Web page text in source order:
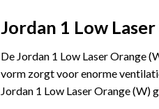
Jordan 1 Low
De Jordan 1 Low Laser Orange
vorm zorgt voor enorme
Jordan 1 Low Laser Orange (W)